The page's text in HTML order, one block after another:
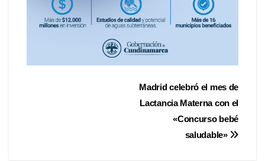
Madrid celebró el mes de
Lactancia Materna con el
«Concurso bebé
saludable»